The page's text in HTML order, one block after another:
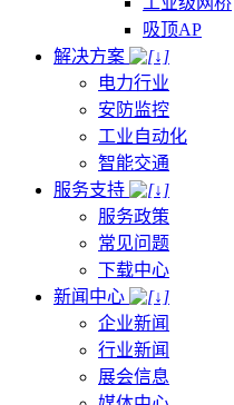
吸顶AP
解决方案
电力行业
安防监控
工业自动化
智能交通
服务支持
服务政策
常见问题
下载中心
新闻中心
企业新闻
行业新闻
展会信息